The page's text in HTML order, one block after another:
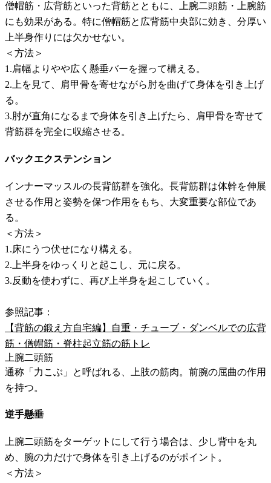
僧帽筋・広背筋といった背筋とともに、上腕二頭筋・上腕筋
にも効果がある。特に僧帽筋と広背筋中央部に効き、分厚い
上半身作りには欠かせない。
＜方法＞
1.肩幅よりやや広く懸垂バーを握って構える。
2.上を見て、肩甲骨を寄せながら肘を曲げて身体を引き上げ
る。
3.肘が直角になるまで身体を引き上げたら、肩甲骨を寄せて
背筋群を完全に収縮させる。
バックエクステンション
インナーマッスルの長背筋群を強化。長背筋群は体幹を伸展
させる作用と姿勢を保つ作用をもち、大変重要な部位であ
る。
＜方法＞
1.床にうつ伏せになり構える。
2.上半身をゆっくりと起こし、元に戻る。
3.反動を使わずに、再び上半身を起こしていく。
参照記事：
【背筋の鍛え方自宅編】自重・チューブ・ダンベルでの広背
筋・僧帽筋・脊柱起立筋の筋トレ
上腕二頭筋
通称「力こぶ」と呼ばれる、上肢の筋肉。前腕の屈曲の作用
を持つ。
逆手懸垂
上腕二頭筋をターゲットにして行う場合は、少し背中を丸
め、腕の力だけで身体を引き上げるのがポイント。
＜方法＞